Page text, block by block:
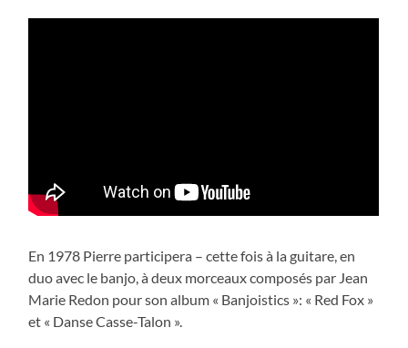
En 1978 Pierre participera – cette fois à la guitare, en
duo avec le banjo, à deux morceaux composés par Jean
Marie Redon pour son album « Banjoistics »: « Red Fox »
et « Danse Casse-Talon ».